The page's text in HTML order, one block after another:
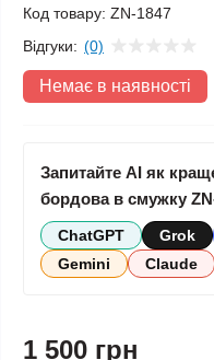
Код товару: ZN-1847
Відгуки: (0)
Немає в наявності
Запитайте AI як
бордова в смужку
ChatGPT Grok
Gemini
Claude
1 500 грн